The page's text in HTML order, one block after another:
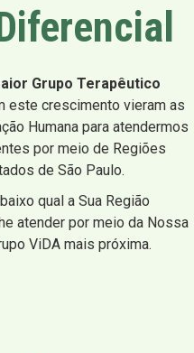
Grupo Terapêutico
este crescimento vieram as
Humana para atendermos
por meio de Regiões
de São Paulo.
qual a Sua Região
atender por meio da Nossa
ViDA mais próxima.